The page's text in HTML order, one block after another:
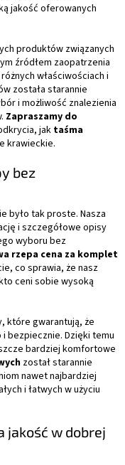
jakość oferowanych
produktów związanych
źródłem zaopatrzenia
właściwościach i
została starannie
i możliwość znalezienia
Zapraszamy do
jaktaśma
krawieckie.
bez
było tak proste. Nasza
i szczegółowe opisy
wyboru bez
rzepa cena za komplet
co sprawia, że nasz
ceni sobie wysoką
które gwarantują, że
bezpiecznie. Dzięki temu
bardziej komfortowe
został starannie
nawet najbardziej
i łatwych w użyciu
jakość w dobrej